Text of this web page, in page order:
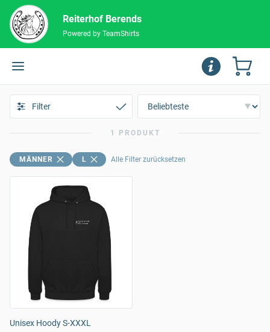
Reiterhof Berends
Powered by TeamShirts
Filter
1 PRODUKT
MÄNNER L Alle Filter zurücksetzen
Unisex Hoody S-XXXL